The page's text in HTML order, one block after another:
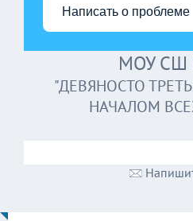
Написать о проблеме
МОУ СШ
"ДЕВЯНОСТО
НАЧАЛОМ